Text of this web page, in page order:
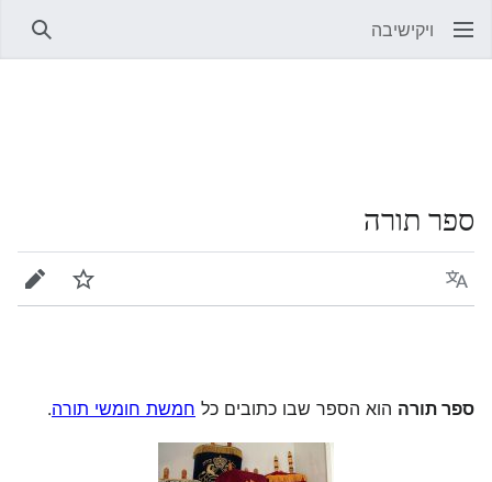
ויקישיבה
ספר תורה
שפה מעקב
ספר תורה הוא הספר שבו כתובים כל חמשת חומשי תורה.